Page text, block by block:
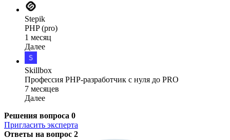
Stepik
PHP (pro)
1 месяц
Далее
Skillbox
Профессия PHP-разработчик с нуля до PRO
7 месяцев
Далее
Решения вопроса 0
Пригласить эксперта
Ответы на вопрос 2